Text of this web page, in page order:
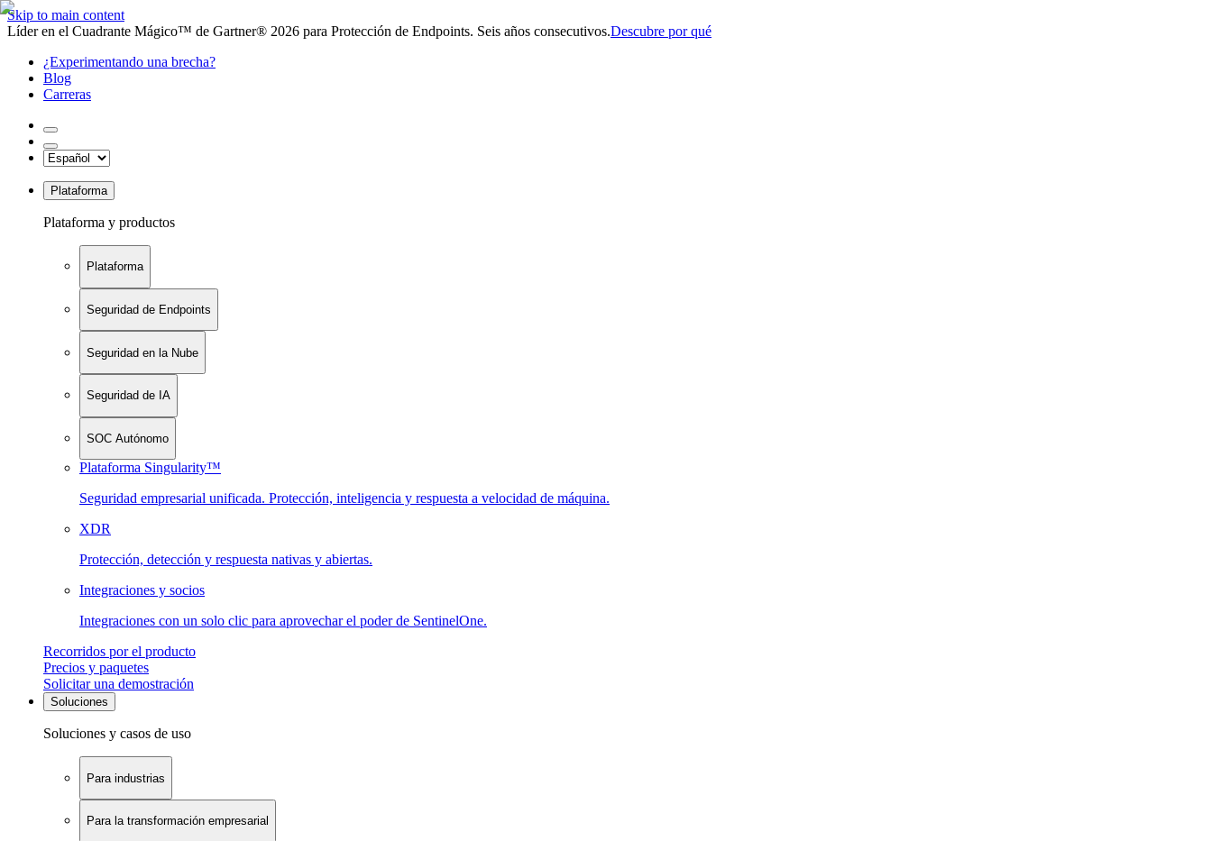
Skip to main content
Líder en el Cuadrante Mágico™ de Gartner® 2026 para Protección de Endpoints. Seis años consecutivos.Descubre por qué
¿Experimentando una brecha?
Blog
Carreras
Plataforma
Plataforma y productos
Plataforma
Seguridad de Endpoints
Seguridad en la Nube
Seguridad de IA
SOC Autónomo
Plataforma Singularity™
Seguridad empresarial unificada. Protección, inteligencia y respuesta a velocidad de máquina.
XDR
Protección, detección y respuesta nativas y abiertas.
Integraciones y socios
Integraciones con un solo clic para aprovechar el poder de SentinelOne.
Recorridos por el producto
Precios y paquetes
Solicitar una demostración
Soluciones
Soluciones y casos de uso
Para industrias
Para la transformación empresarial